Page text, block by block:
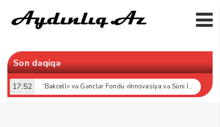
Son dəqiqə
17:52 “Bakcell» və Gənclər Fondu «İnnovasiya və Süni İntellekt» üzrə təqaüd proqramının qalibləri ilə görüş keçirib